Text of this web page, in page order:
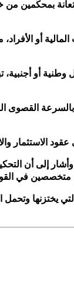
أن نظام المركز “لحظ إمكان
أو
وطنية أو
القصوى
الاستثمار
إلى أن
متخصصين في
يختزنها